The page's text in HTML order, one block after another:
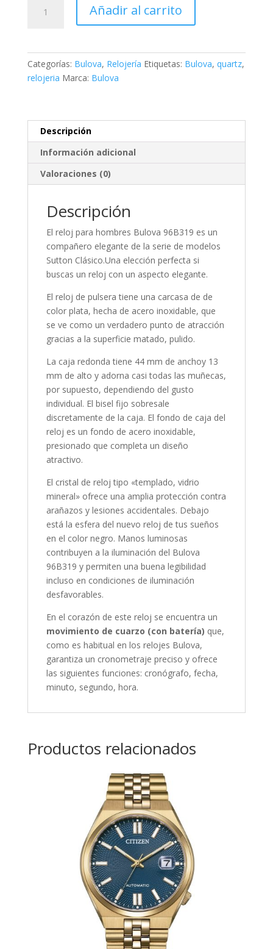
Sutton
Añadir al carrito
Categorías: Bulova, Relojería Etiquetas: Bulova, quartz,
relojeria Marca: Bulova
Descripción
Información adicional
Valoraciones (0)
Descripción
El reloj para hombres Bulova 96B319 es un
compañero elegante de la serie de modelos
Sutton Clásico.Una elección perfecta si
buscas un reloj con un aspecto elegante.
El reloj de pulsera tiene una carcasa de de
color plata, hecha de acero inoxidable, que
se ve como un verdadero punto de atracción
gracias a la superficie matado, pulido.
La caja redonda tiene 44 mm de anchoy 13
mm de alto y adorna casi todas las muñecas,
por supuesto, dependiendo del gusto
individual. El bisel fijo sobresale
discretamente de la caja. El fondo de caja del
reloj es un fondo de acero inoxidable,
presionado que completa un diseño
atractivo.
El cristal de reloj tipo «templado, vidrio
mineral» ofrece una amplia protección contra
arañazos y lesiones accidentales. Debajo
está la esfera del nuevo reloj de tus sueños
en el color negro. Manos luminosas
contribuyen a la iluminación del Bulova
96B319 y permiten una buena legibilidad
incluso en condiciones de iluminación
desfavorables.
En el corazón de este reloj se encuentra un
movimiento de cuarzo (con batería) que,
como es habitual en los relojes Bulova,
garantiza un cronometraje preciso y ofrece
las siguientes funciones: cronógrafo, fecha,
minuto, segundo, hora.
Productos relacionados